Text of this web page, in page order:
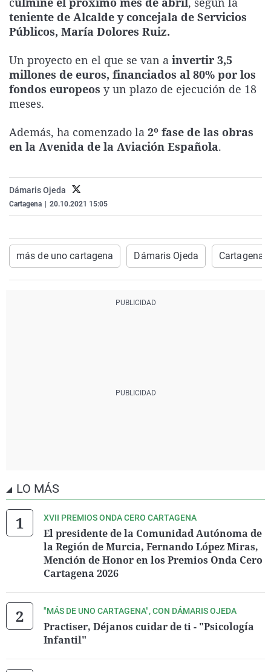
La rosa de los vientos
Como el perro y el
Caso
Equipo de
Operación Viuda
Extremadura
La Rioja
Navarra
País Vasco
Virales
Elecciones
teniente de Alcalde y concejala de Servicios
Públicos, María Dolores Ruiz.
Un proyecto en el que se van a invertir 3,5
millones de euros, financiados al 80% por los
fondos europeos y un plazo de ejecución de 18
meses.
Además, ha comenzado la 2º fase de las obras
en la Avenida de la Aviación Española.
Dámaris Ojeda
Cartagena 20.10.2021 15:05
más de uno cartagena Dámaris Ojeda Cartagena
LO MÁS
XVII PREMIOS ONDA CERO CARTAGENA
El presidente de la Comunidad Autónoma de
la Región de Murcia, Fernando López Miras,
Mención de Honor en los Premios Onda Cero
Cartagena 2026
"MÁS DE UNO CARTAGENA", CON DÁMARIS OJEDA
Practiser, Déjanos cuidar de ti - "Psicología
Infantil"